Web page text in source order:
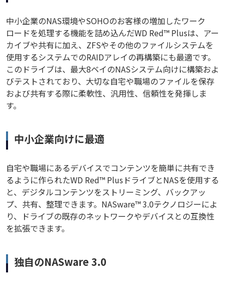
中小企業のNAS環境やSOHOのお客様の増加したワーク
ロードを処理する機能を詰め込んだWD Red™ Plusは、アー
カイブや共有に加え、ZFSやその他のファイルシステムを
使用するシステムでのRAIDアレイの再構築にも最適です。
このドライブは、最大8ベイのNASシステム向けに構築およ
びテストされており、大切な自宅や職場のファイルを保存
および共有する際に柔軟性、汎用性、信頼性を発揮しま
す。
中小企業向けに最適
自宅や職場にあるデバイスでコンテンツを簡単に共有でき
るように作られたWD Red™ PlusドライブとNASを使用する
と、デジタルコンテンツをストリーミング、バックアッ
プ、共有、整理できます。NASware™ 3.0テクノロジーによ
り、ドライブの既存のネットワークやデバイスとの互換性
を拡張できます。
独自のNASware 3.0